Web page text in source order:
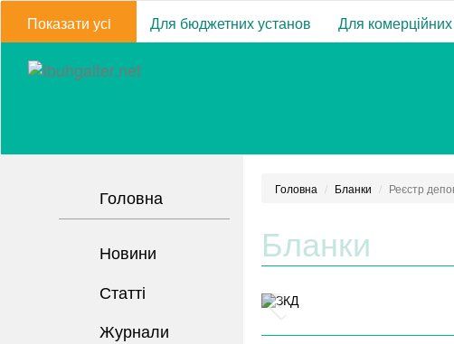
Показати усi Для бюджетних установ Для
Головна
Новини
Статті
Журнали
Головна Бланки Реєстр
Бланки